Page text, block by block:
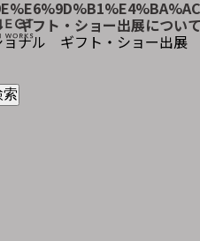
ギフト・ショー出展につい
ョナル ギフト・ショー出展